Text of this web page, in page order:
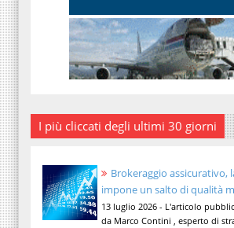
I più cliccati degli ultimi 30 giorni
Brokeraggio assicurativo,
impone un salto di qualità
13 luglio 2026 - L'articolo
da Marco Contini , esperto di